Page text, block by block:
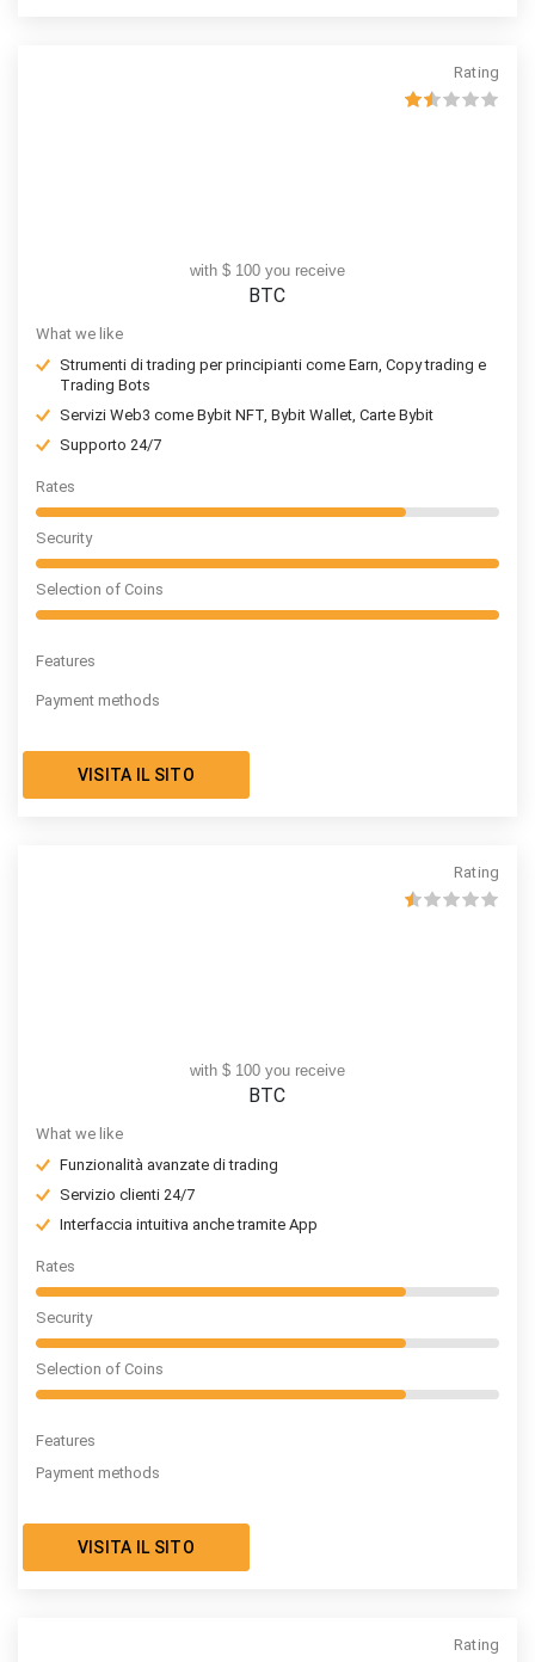
Rating
with $ 100 you receive
BTC
What we like
Strumenti di trading per principianti come Earn, Copy trading e
Trading Bots
Servizi Web3 come Bybit NFT, Bybit Wallet, Carte Bybit
Supporto 24/7
Rates
Security
Selection of Coins
Features
Payment methods
VISITA IL SITO
Rating
with $ 100 you receive
BTC
What we like
Funzionalità avanzate di trading
Servizio clienti 24/7
Interfaccia intuitiva anche tramite App
Rates
Security
Selection of Coins
Features
Payment methods
VISITA IL SITO
Rating